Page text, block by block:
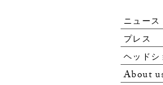
ニュース
プレス
ヘッド
About